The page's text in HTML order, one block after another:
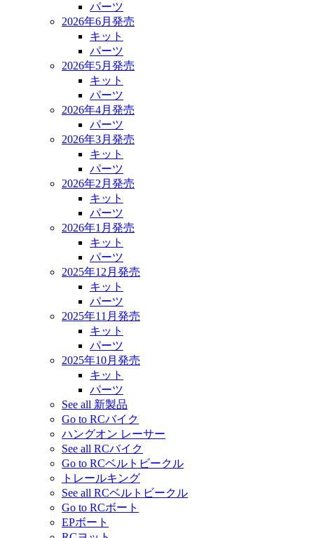
パーツ
2026年6月発売
キット
パーツ
2026年5月発売
キット
パーツ
2026年4月発売
パーツ
2026年3月発売
キット
パーツ
2026年2月発売
キット
パーツ
2026年1月発売
キット
パーツ
2025年12月発売
キット
パーツ
2025年11月発売
キット
パーツ
2025年10月発売
キット
パーツ
See all 新製品
Go to RCバイク
ハングオン レーサー
See all RCバイク
Go to RCベルトビークル
トレールキング
See all RCベルトビークル
Go to RCボート
EPボート